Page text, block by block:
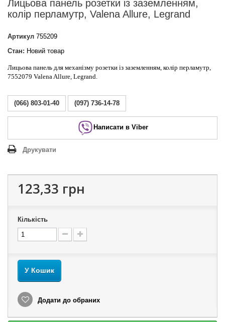
Лицьова панель розетки із заземленням,
колір перламутр, Valena Allure, Legrand
Артикул 755209
Стан: Новий товар
Лицьова панель для механізму розетки із заземленням, колір перламутр,
7552079 Valena Allure, Legrand.
(066) 803-01-40 (097) 736-14-78
Написати в Viber
Друкувати
123,33 грн
Кількість
У Кошик
Додати до обраних